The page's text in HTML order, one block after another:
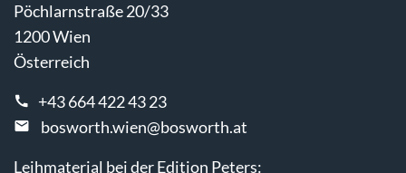
Pöchlarnstraße 20/33
1200 Wien
Österreich
+43 664 422 43 23
bosworth.wien@bosworth.at
Leihmaterial bei der Edition Peters: